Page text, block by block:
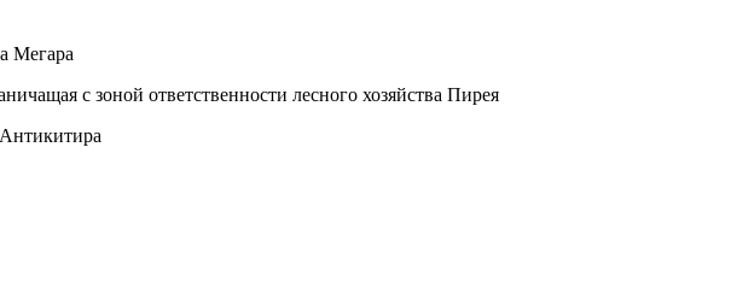
Мегара
с зоной ответственности лесного хозяйства Пирея